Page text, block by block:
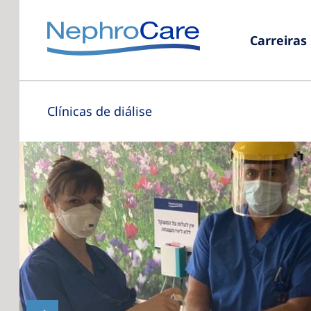
Carreiras
Clínicas de diálise